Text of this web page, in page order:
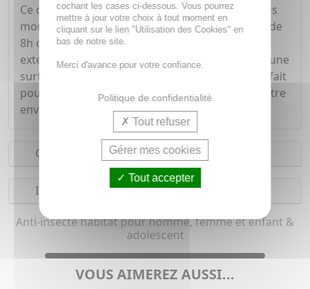
Ce diffuseur assure une action efficace contre les
moustiques/moustiques tigres jusqu'à 40 nuits de
8h ou 60 soirées de 5h. Il s'utilise aussi bien en
extérieur (camping, barbecue, pique-nique.. il a une
surface d'efficacité de 10m²) qu'en intérieur. Parfait
pour profiter des nuits d'été en extérieur sans être
envahit par les moustiques.
Conseils d'utilisation
Indications
Anti-insecte habitat pour homme, femme et enfant &
adolescent
VOUS AIMEREZ AUSSI...
cochant les cases ci-dessous. Vous pourrez
mettre à jour votre choix à tout moment en
cliquant sur le lien "Utilisation des Cookies" en
bas de notre site.
Merci d'avance pour votre confiance.
Politique de confidentialité
Tout refuser
Gérer mes cookies
Tout accepter